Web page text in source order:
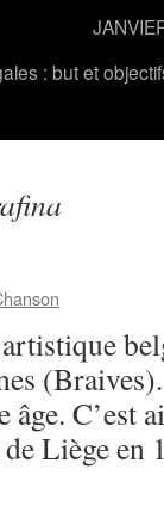
: but et
(Braives).
âge. C’est
de Liège